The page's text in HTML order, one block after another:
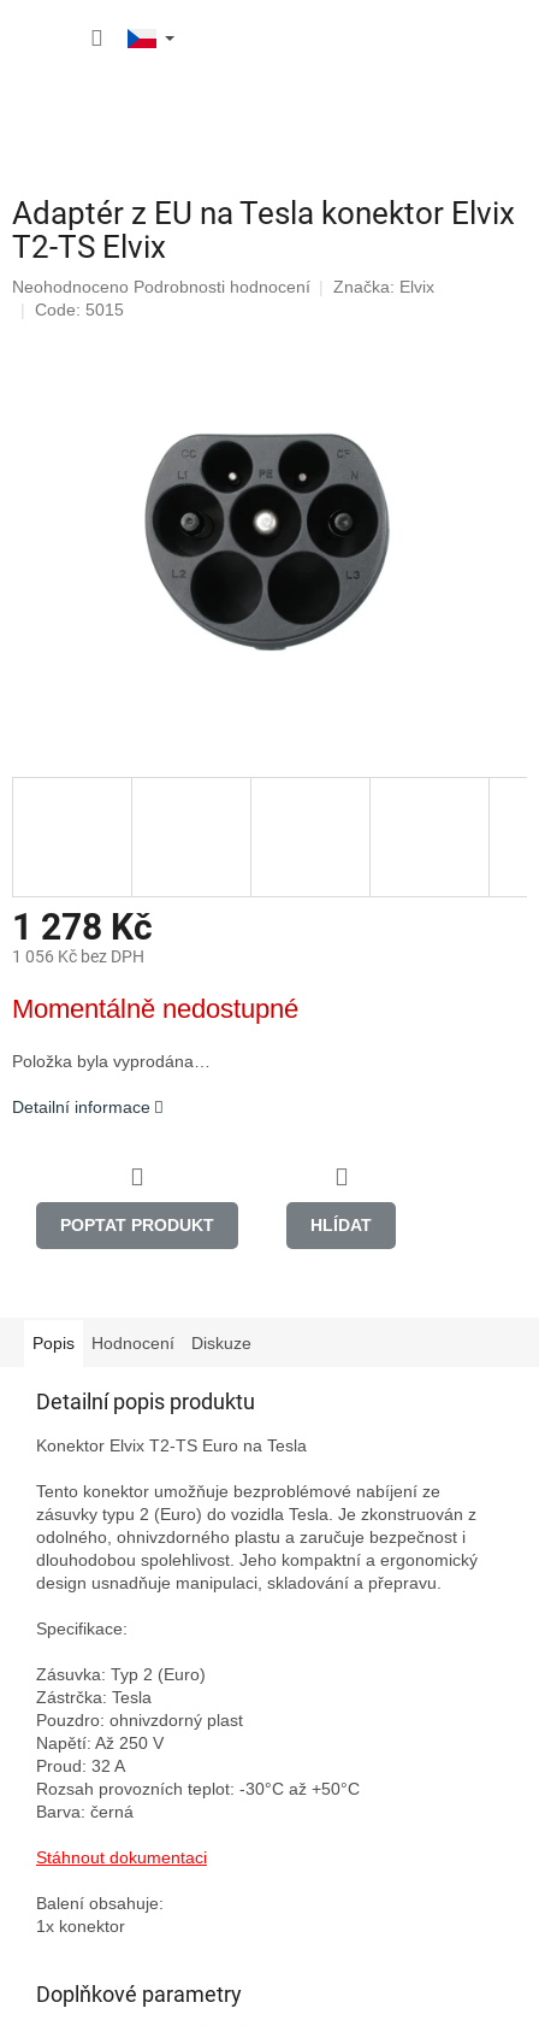
Adaptér z EU na Tesla konektor Elvix
T2-TS Elvix
Průměrné
hodnocení
Neohodnoceno Podrobnosti hodnocení Značka: Elvix
Code: 5015
1 278 Kč
1 056 Kč bez DPH
cena:
Momentálně nedostupné
Položka byla vyprodána…
Detailní informace
POPTAT PRODUKT HLÍDAT
Popis Hodnocení Diskuze
Detailní popis produktu
Konektor Elvix T2-TS Euro na Tesla
Tento konektor umožňuje bezproblémové nabíjení ze
zásuvky typu 2 (Euro) do vozidla Tesla. Je zkonstruován z
odolného, ohnivzdorného plastu a zaručuje bezpečnost i
dlouhodobou spolehlivost. Jeho kompaktní a ergonomický
design usnadňuje manipulaci, skladování a přepravu.
Specifikace:
Zásuvka: Typ 2 (Euro)
Zástrčka: Tesla
Pouzdro: ohnivzdorný plast
Napětí: Až 250 V
Proud: 32 A
Rozsah provozních teplot: -30°C až +50°C
Barva: černá
Stáhnout dokumentaci
Balení obsahuje:
Doplňkové parametry